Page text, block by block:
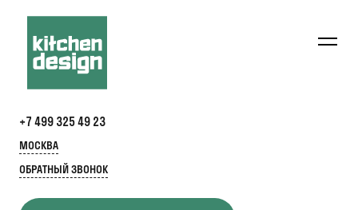
+7 499 325 49 23
МОСКВА
ОБРАТНЫЙ ЗВОНОК